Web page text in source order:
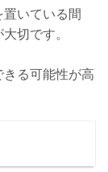
いている間
切です。
る可能性が高